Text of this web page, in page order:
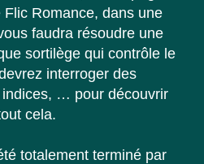
Romance, dans une
faudra résoudre une
sortilège qui contrôle le
interroger des
… pour découvrir
cela.
totalement terminé par